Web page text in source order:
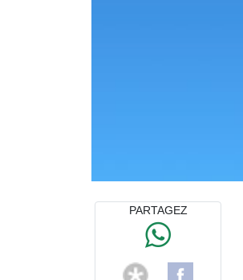
PARTAGEZ